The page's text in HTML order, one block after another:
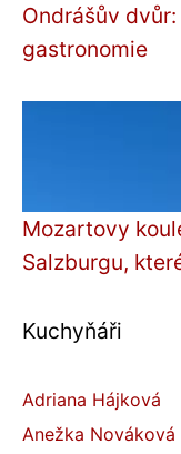
Ondrášův
gastronomie
Mozartovy
Salzburgu,
Kuchyňáři
Adriana Hájková
Anežka Nováková